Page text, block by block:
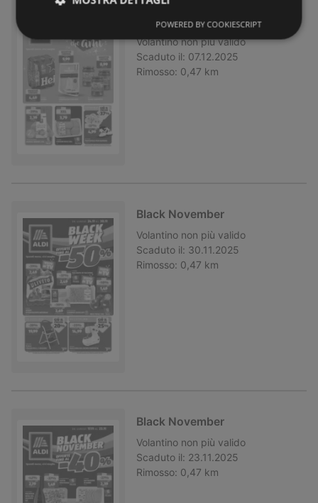
Buone Feste - le marche che a
Volantino non più valido
Scaduto il: 07.12.2025
Rimosso: 0,47 km
Black November
Volantino non più valido
Scaduto il: 30.11.2025
Rimosso: 0,47 km
Black November
Volantino non più valido
Scaduto il: 23.11.2025
Rimosso: 0,47 km
POWERED BY COOKIESCRIPT